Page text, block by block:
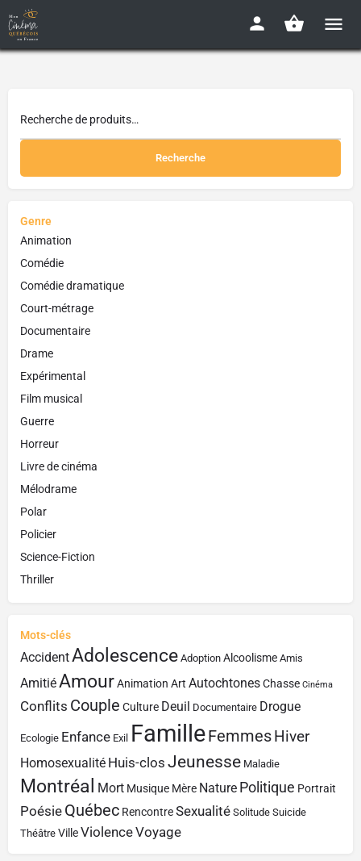
Recherche
Genre
Animation
Comédie
Comédie dramatique
Court-métrage
Documentaire
Drame
Expérimental
Film musical
Guerre
Horreur
Livre de cinéma
Mélodrame
Polar
Policier
Science-Fiction
Thriller
Mots-clés
AccidentAdolescence Adoption Alcoolisme Amis
AmitiéAmourAnimation Art AutochtonesChasse Cinéma
Conflits Couple Culture Deuil Documentaire Drogue
Ecologie Enfance Exil FamilleFemmesHiver
Homosexualité Huis-clos Jeunesse Maladie
Montréal Mort Musique Mère Nature Politique Portrait
Poésie Québec RencontreSexualité Solitude Suicide
Théâtre VilleViolenceVoyage